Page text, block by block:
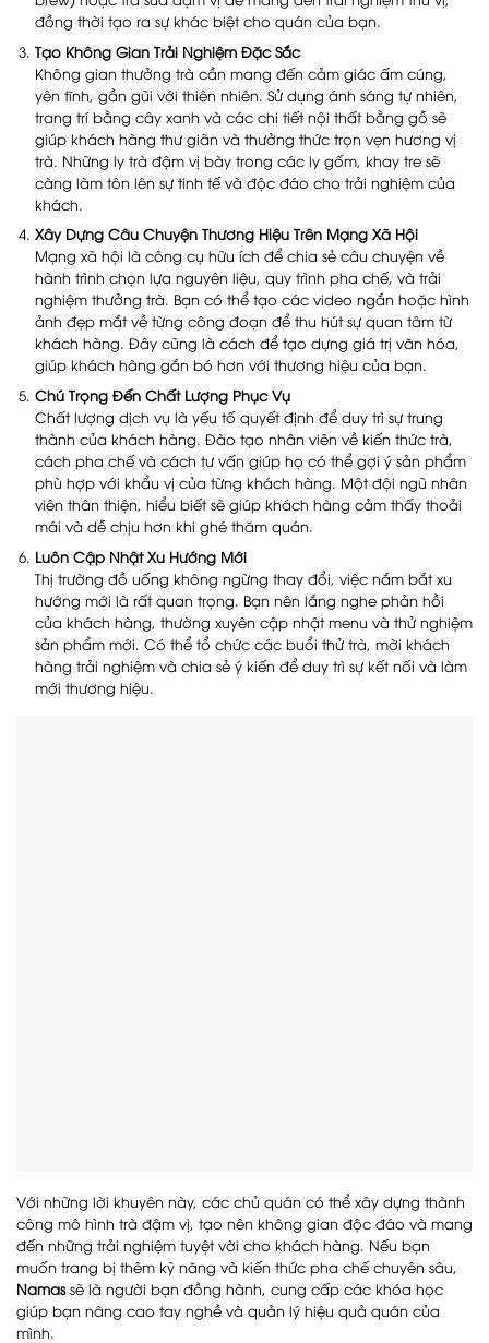
đồng thời tạo ra sự khác biệt cho quán của bạn.
Tạo Không Gian Trải Nghiệm Đặc Sắc
Không gian thưởng trà cần mang đến cảm giác ấm cúng,
yên tĩnh, gần gũi với thiên nhiên. Sử dụng ánh sáng tự nhiên,
trang trí bằng cây xanh và các chi tiết nội thất bằng gỗ sẽ
giúp khách hàng thư giãn và thưởng thức trọn vẹn hương vị
trà. Những ly trà đậm vị bày trong các ly gốm, khay tre sẽ
càng làm tôn lên sự tinh tế và độc đáo cho trải nghiệm của
khách.
Xây Dựng Câu Chuyện Thương Hiệu Trên Mạng Xã Hội
Mạng xã hội là công cụ hữu ích để chia sẻ câu chuyện về
hành trình chọn lựa nguyên liệu, quy trình pha chế, và trải
nghiệm thưởng trà. Bạn có thể tạo các video ngắn hoặc hình
ảnh đẹp mắt về từng công đoạn để thu hút sự quan tâm từ
khách hàng. Đây cũng là cách để tạo dựng giá trị văn hóa,
giúp khách hàng gắn bó hơn với thương hiệu của bạn.
Chú Trọng Đến Chất Lượng Phục Vụ
Chất lượng dịch vụ là yếu tố quyết định để duy trì sự trung
thành của khách hàng. Đào tạo nhân viên về kiến thức trà,
cách pha chế và cách tư vấn giúp họ có thể gợi ý sản phẩm
phù hợp với khẩu vị của từng khách hàng. Một đội ngũ nhân
viên thân thiện, hiểu biết sẽ giúp khách hàng cảm thấy thoải
mái và dễ chịu hơn khi ghé thăm quán.
Luôn Cập Nhật Xu Hướng Mới
Thị trường đồ uống không ngừng thay đổi, việc nắm bắt xu
hướng mới là rất quan trọng. Bạn nên lắng nghe phản hồi
của khách hàng, thường xuyên cập nhật menu và thử nghiệm
sản phẩm mới. Có thể tổ chức các buổi thử trà, mời khách
hàng trải nghiệm và chia sẻ ý kiến để duy trì sự kết nối và làm
mới thương hiệu.
Với những lời khuyên này, các chủ quán có thể xây dựng thành
công mô hình trà đậm vị, tạo nên không gian độc đáo và mang
đến những trải nghiệm tuyệt vời cho khách hàng. Nếu bạn
muốn trang bị thêm kỹ năng và kiến thức pha chế chuyên sâu,
Namassẽ là người bạn đồng hành, cung cấp các khóa học
giúp bạn nâng cao tay nghề và quản lý hiệu quả quán của
mình.